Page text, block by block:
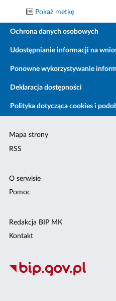
Pokaż metkę
Ochrona danych osobowych
Udostępnianie informacji na
Ponowne wykorzystywanie
Deklaracja dostępności
Polityka dotycząca cookies i
Mapa strony
RSS
O serwisie
Pomoc
Redakcja BIP MK
Kontakt